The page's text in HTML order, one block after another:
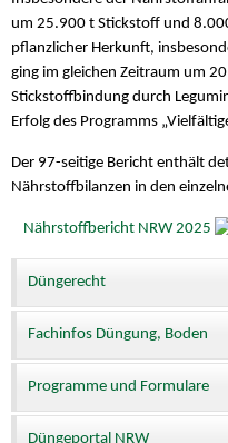
um 25.900 t Stickstoff und
pflanzlicher Herkunft,
ging im gleichen Zeitraum um
Stickstoffbindung durch
Erfolg des Programms
Der 97-seitige Bericht enthält
Nährstoffbilanzen in den
Nährstoffbericht NRW 2025
Düngerecht
Fachinfos Düngung, Boden
Programme und Formulare
Düngeportal NRW